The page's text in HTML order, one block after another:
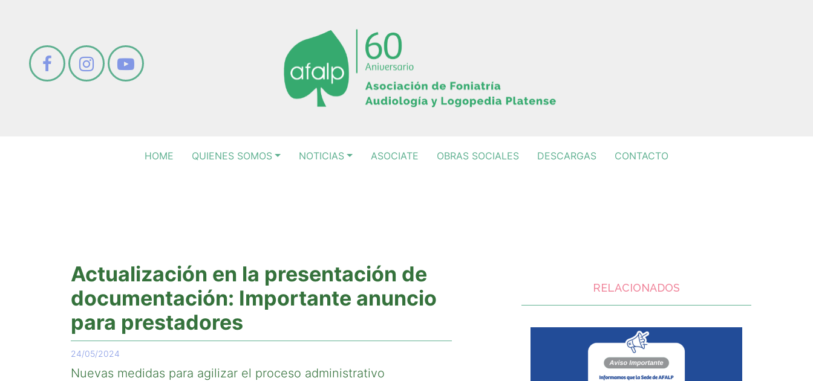
HOME QUIENES SOMOS NOTICIAS ASOCIATE OBRAS SOCIALES DESCARGAS CONTACTO
Actualización en la presentación de
documentación: Importante anuncio
para prestadores
24/05/2024
Nuevas medidas para agilizar el proceso administrativo
RELACIONADOS